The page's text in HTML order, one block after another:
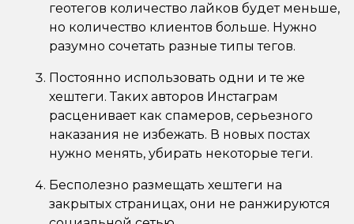
геотегов количество лайков будет меньше,
но количество клиентов больше. Нужно
разумно сочетать разные типы тегов.
Постоянно использовать одни и те же
хештеги. Таких авторов Инстаграм
расценивает как спамеров, серьезного
наказания не избежать. В новых постах
нужно менять, убирать некоторые теги.
Бесполезно размещать хештеги на
закрытых страницах, они не ранжируются